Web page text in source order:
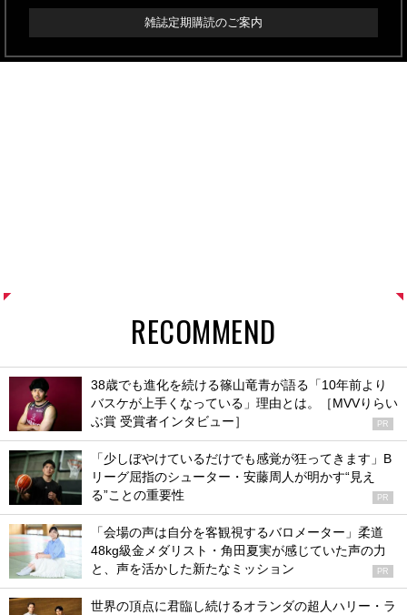
雑誌定期購読のご案内
RECOMMEND
38歳でも進化を続ける篠山竜青が語る「10年前より
バスケが上手くなっている」理由とは。［MVVりらい
ぶ賞 受賞者インタビュー］
PR
「少しぼやけているだけでも感覚が狂ってきます」B
リーグ屈指のシューター・安藤周人が明かす“見え
る”ことの重要性
PR
「会場の声は自分を客観視するバロメーター」柔道
48kg級金メダリスト・角田夏実が感じていた声の力
と、声を活かした新たなミッション
PR
世界の頂点に君臨し続けるオランダの超人ハリー・ラ